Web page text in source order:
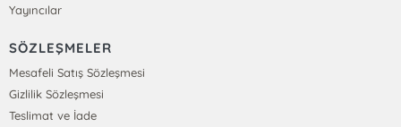
Yayıncılar
SÖZLEŞMELER
Mesafeli Satış Sözleşmesi
Gizlilik Sözleşmesi
Teslimat ve İade